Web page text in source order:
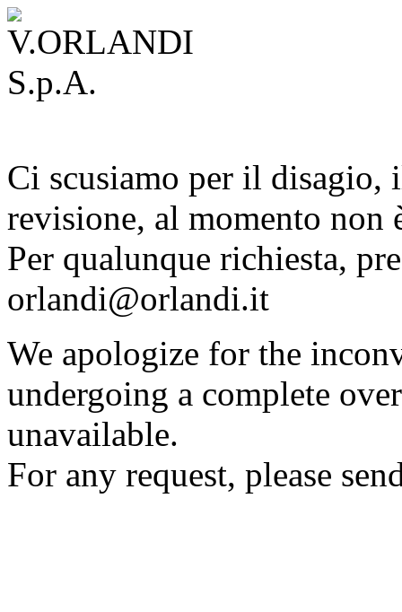
Ci scusiamo per il disagio,
revisione, al momento non
Per qualunque richiesta,
orlandi@orlandi.it
We apologize for the
undergoing a complete
unavailable.
For any request, please